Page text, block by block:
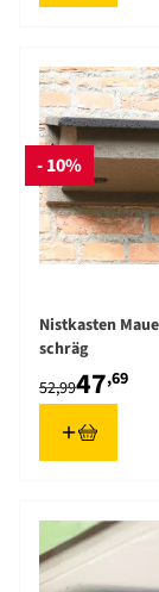
- 10%
Nistkasten
schräg
47,69
52,99